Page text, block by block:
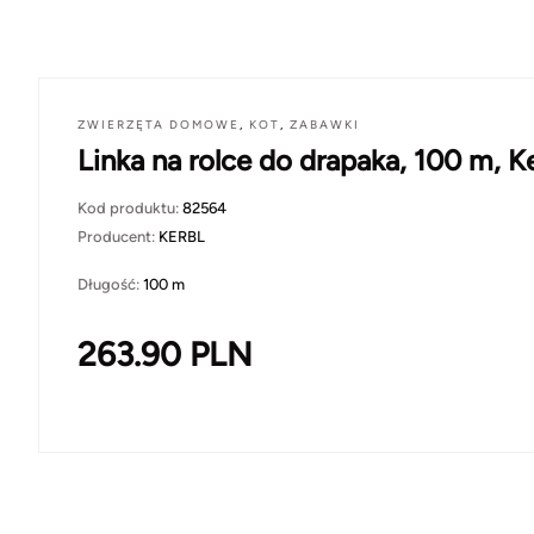
ZWIERZĘTA DOMOWE , KOT, ZABAWKI
Linka na rolce do drapaka, 100 m,
Kod produktu: 82564
Producent: KERBL
Długość: 100 m
263.90 PLN